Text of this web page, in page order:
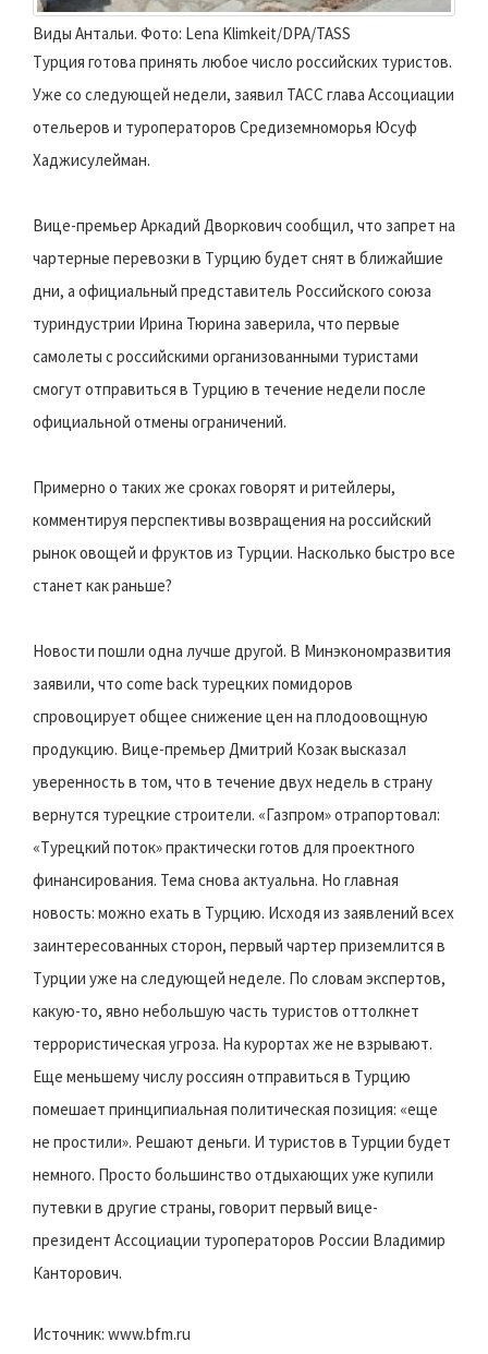
Виды Антальи. Фото: Lena Klimkeit/DPA/TASS
Турция готова принять любое число российских туристов.
Уже со следующей недели, заявил ТАСС глава Ассоциации
отельеров и туроператоров Средиземноморья Юсуф
Хаджисулейман.
Вице-премьер Аркадий Дворкович сообщил, что запрет на
чартерные перевозки в Турцию будет снят в ближайшие
дни, а официальный представитель Российского союза
туриндустрии Ирина Тюрина заверила, что первые
самолеты с российскими организованными туристами
смогут отправиться в Турцию в течение недели после
официальной отмены ограничений.
Примерно о таких же сроках говорят и ритейлеры,
комментируя перспективы возвращения на российский
рынок овощей и фруктов из Турции. Насколько быстро все
станет как раньше?
Новости пошли одна лучше другой. В Минэкономразвития
заявили, что come back турецких помидоров
спровоцирует общее снижение цен на плодоовощную
продукцию. Вице-премьер Дмитрий Козак высказал
уверенность в том, что в течение двух недель в страну
вернутся турецкие строители. «Газпром» отрапортовал:
«Турецкий поток» практически готов для проектного
финансирования. Тема снова актуальна. Но главная
новость: можно ехать в Турцию. Исходя из заявлений всех
заинтересованных сторон, первый чартер приземлится в
Турции уже на следующей неделе. По словам экспертов,
какую-то, явно небольшую часть туристов оттолкнет
террористическая угроза. На курортах же не взрывают.
Еще меньшему числу россиян отправиться в Турцию
помешает принципиальная политическая позиция: «еще
не простили». Решают деньги. И туристов в Турции будет
немного. Просто большинство отдыхающих уже купили
путевки в другие страны, говорит первый вице-
президент Ассоциации туроператоров России Владимир
Канторович.
Источник: www.bfm.ru